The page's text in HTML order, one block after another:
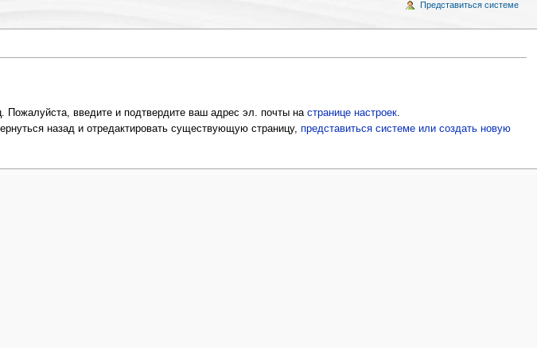
Пожалуйста, введите и подтвердите ваш адрес эл. почты на странице настроек.
назад и отредактировать существующую страницу, представиться системе или создать новую
Представиться системе